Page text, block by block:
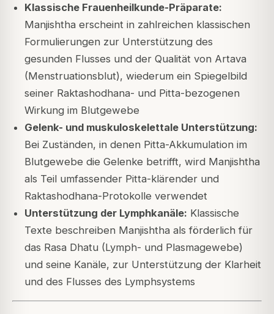
Klassische Frauenheilkunde-Präparate:
Manjishtha erscheint in zahlreichen klassischen
Formulierungen zur Unterstützung des
gesunden Flusses und der Qualität von Artava
(Menstruationsblut), wiederum ein Spiegelbild
seiner Raktashodhana- und Pitta-bezogenen
Wirkung im Blutgewebe
Gelenk- und muskuloskelettale Unterstützung:
Bei Zuständen, in denen Pitta-Akkumulation im
Blutgewebe die Gelenke betrifft, wird Manjishtha
als Teil umfassender Pitta-klärender und
Raktashodhana-Protokolle verwendet
Unterstützung der Lymphkanäle: Klassische
Texte beschreiben Manjishtha als förderlich für
das Rasa Dhatu (Lymph- und Plasmagewebe)
und seine Kanäle, zur Unterstützung der Klarheit
und des Flusses des Lymphsystems